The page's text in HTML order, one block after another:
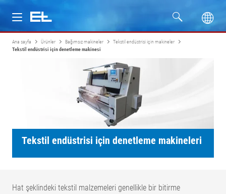
Ürünler
Firma
Ana sayfa Ürünler Bağımsız makineler
Tekstil endüstrisi için makineler
Tekstil endüstrisi için denetleme makinesi
Tekstil endüstrisi için denetleme makineleri
Hat şeklindeki tekstil malzemeleri genellikle bir bitirme